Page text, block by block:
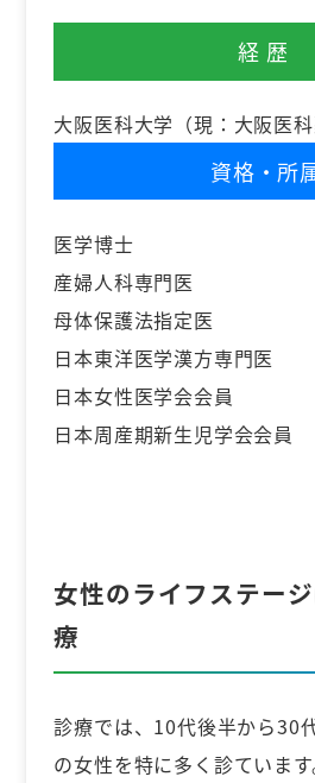
経歴
大阪医科大学（現：大阪医科
資格・所
医学博士
産婦人科専門医
母体保護法指定医
日本東洋医学漢方専門医
日本女性医学会会員
日本周産期新生児学会会員
女性のライフステー
療
診療では、10代後半から30
の女性を特に多く診ていま